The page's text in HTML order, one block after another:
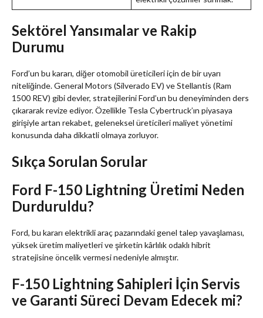
Sektörel Yansımalar ve Rakip
Durumu
Ford’un bu kararı, diğer otomobil üreticileri için de bir uyarı
niteliğinde. General Motors (Silverado EV) ve Stellantis (Ram
1500 REV) gibi devler, stratejilerini Ford’un bu deneyiminden ders
çıkararak revize ediyor. Özellikle Tesla Cybertruck’ın piyasaya
girişiyle artan rekabet, geleneksel üreticileri maliyet yönetimi
konusunda daha dikkatli olmaya zorluyor.
Sıkça Sorulan Sorular
Ford F-150 Lightning Üretimi Neden
Durduruldu?
Ford, bu kararı elektrikli araç pazarındaki genel talep yavaşlaması,
yüksek üretim maliyetleri ve şirketin kârlılık odaklı hibrit
stratejisine öncelik vermesi nedeniyle almıştır.
F-150 Lightning Sahipleri İçin Servis
ve Garanti Süreci Devam Edecek mi?